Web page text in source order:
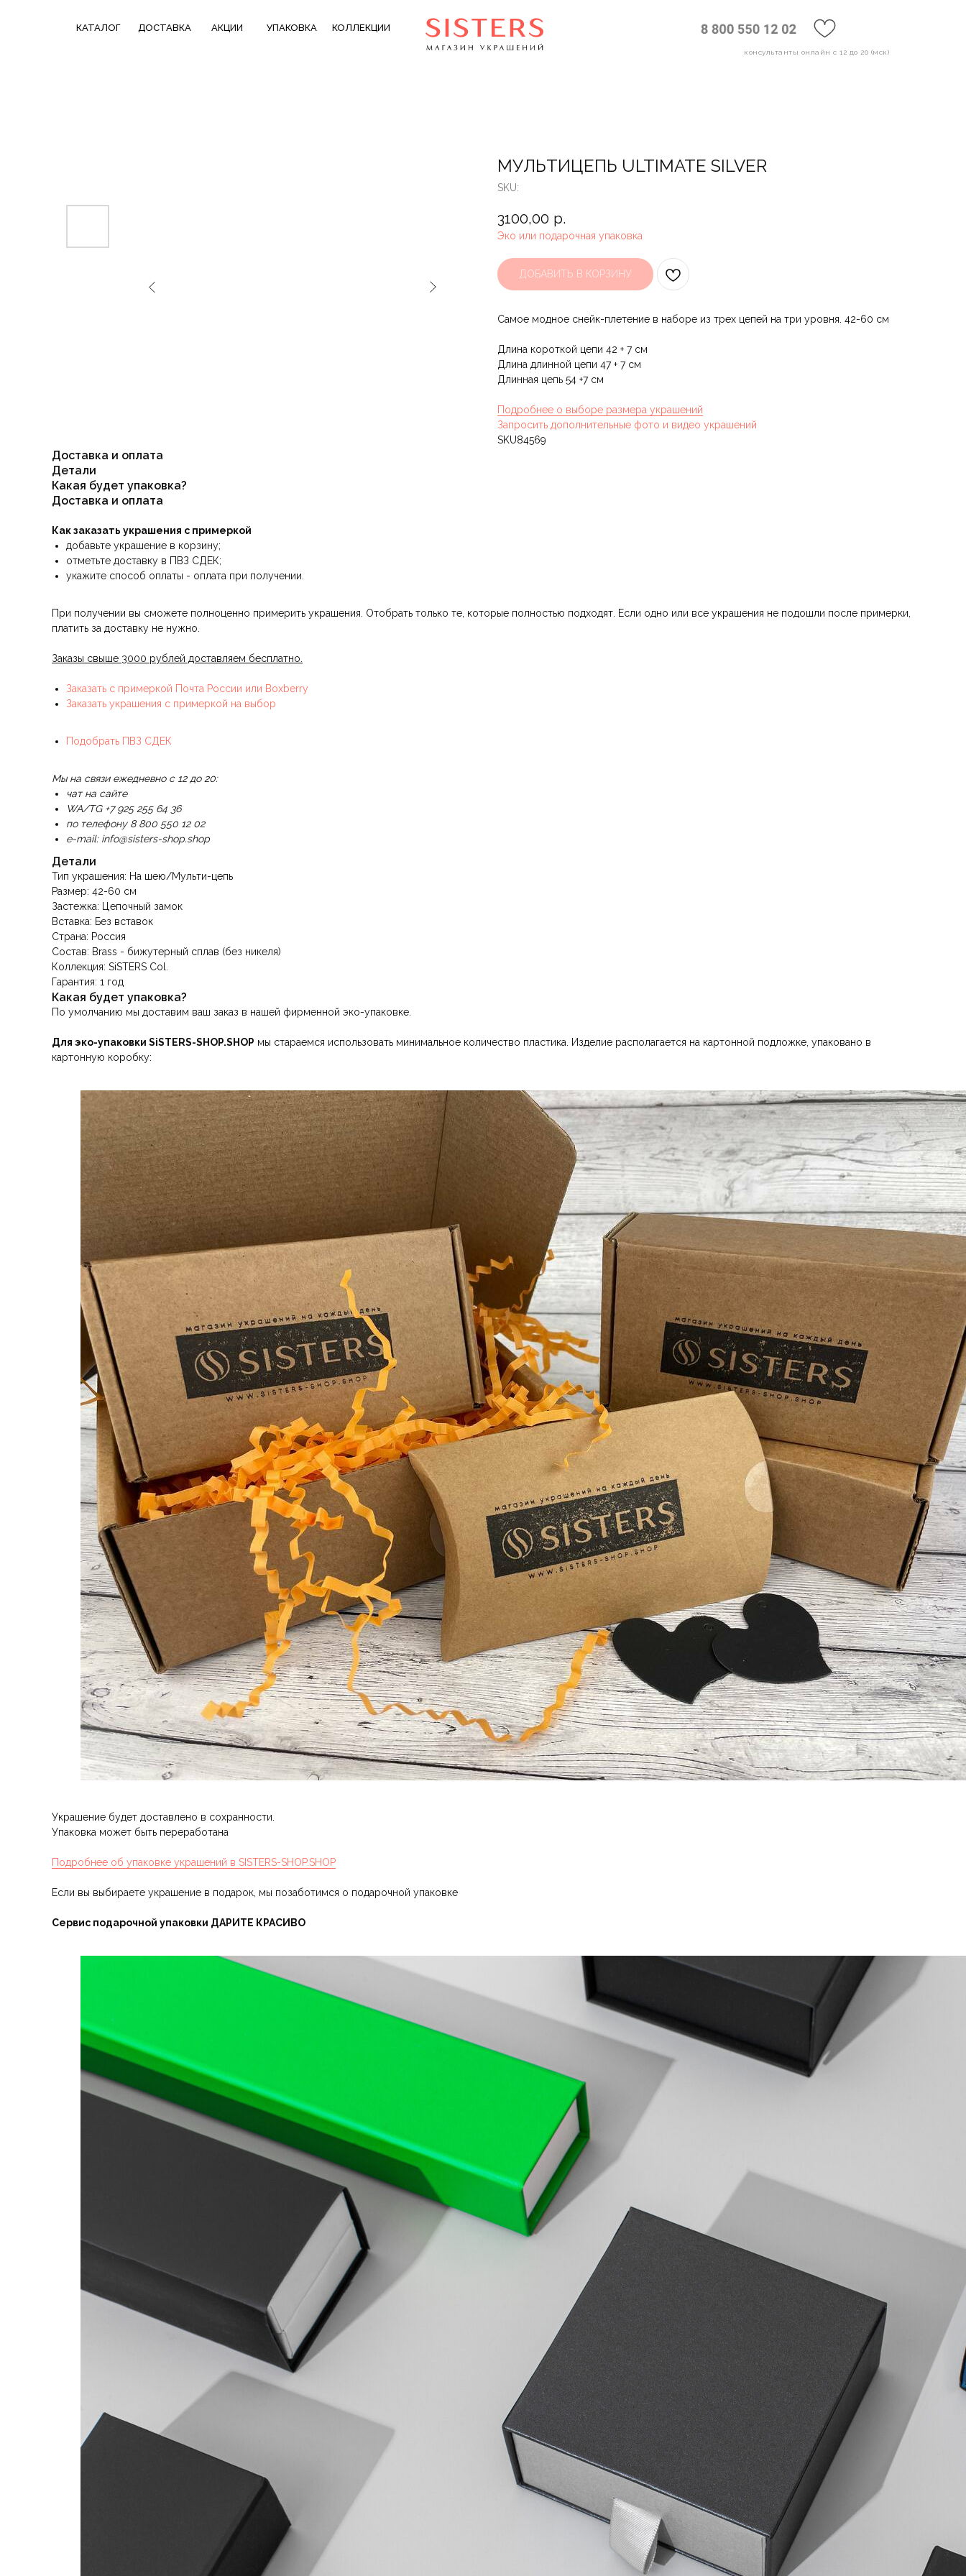
КАТАЛОГ УПАКОВКА КОЛЛЕКЦИИ
ДОСТАВКА
консультанты онлайн с 12 до 20 (мск)
АКЦИИ
МУЛЬТИЦЕПЬ ULTIMATE SILVER
SKU:
3100,00 р.
Эко или подарочная упаковка
ДОБАВИТЬ В КОРЗИНУ
Самое модное снейк-плетение в наборе из трех цепей на три уровня. 42-60 см
Длина короткой цепи 42 + 7 см
Длина длинной цепи 47 + 7 см
Длинная цепь 54 +7 см
Подробнее о выборе размера украшений
Запросить дополнительные фото и видео украшений
SKU84569
Доставка и оплата
Детали
Какая будет упаковка?
Доставка и оплата
Как заказать украшения с примеркой
добавьте украшение в корзину;
отметьте доставку в ПВЗ СДЕК;
укажите способ оплаты - оплата при получении.
При получении вы сможете полноценно примерить украшения. Отобрать только те, которые полностью подходят. Если одно или все украшения не подошли после примерки,
платить за доставку не нужно.
Заказы свыше 3000 рублей доставляем бесплатно.
Заказать с примеркой Почта России или Boxberry
Заказать украшения с примеркой на выбор
Подобрать ПВЗ СДЕК
Мы на связи ежедневно с 12 до 20:
чат на сайте
WA/TG +7 925 255 64 36
по телефону 8 800 550 12 02
e-mail: info@sisters-shop.shop
Детали
Тип украшения: На шею/Мульти-цепь
Размер: 42-60 см
Застежка: Цепочный замок
Вставка: Без вставок
Страна: Россия
Состав: Brass - бижутерный сплав (без никеля)
Коллекция: SiSTERS Col.
Гарантия: 1 год
Какая будет упаковка?
По умолчанию мы доставим ваш заказ в нашей фирменной эко-упаковке.
Для эко-упаковки SiSTERS-SHOP.SHOP мы стараемся использовать минимальное количество пластика. Изделие располагается на картонной подложке, упаковано в
картонную коробку:
Украшение будет доставлено в сохранности.
Упаковка может быть переработана
Подробнее об упаковке украшений в SISTERS-SHOP.SHOP
Если вы выбираете украшение в подарок, мы позаботимся о подарочной упаковке
Сервис подарочной упаковки ДАРИТЕ КРАСИВО